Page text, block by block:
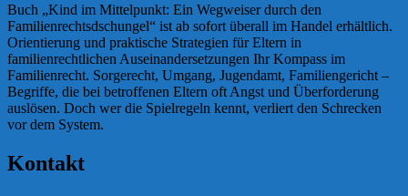
Buch „Kind im Mittelpunkt: Ein Wegweiser durch den
Familienrechtsdschungel“ ist ab sofort überall im Handel erhältlich.
Orientierung und praktische Strategien für Eltern in
familienrechtlichen Auseinandersetzungen Ihr Kompass im
Familienrecht. Sorgerecht, Umgang, Jugendamt, Familiengericht –
Begriffe, die bei betroffenen Eltern oft Angst und Überforderung
auslösen. Doch wer die Spielregeln kennt, verliert den Schrecken
vor dem System.
Kontakt